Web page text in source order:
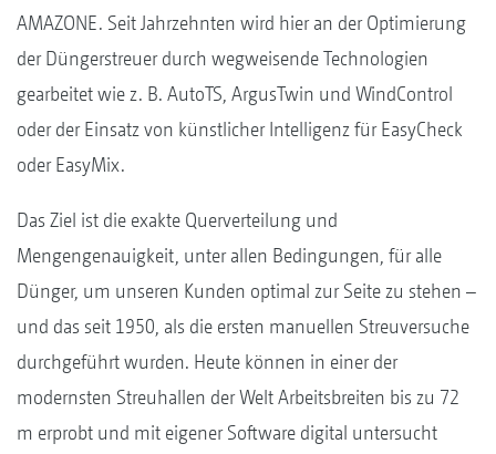
AMAZONE. Seit Jahrzehnten wird hier an der Optimierung
der Düngerstreuer durch wegweisende Technologien
gearbeitet wie z. B. AutoTS, ArgusTwin und WindControl
oder der Einsatz von künstlicher Intelligenz für EasyCheck
oder EasyMix.
Das Ziel ist die exakte Querverteilung und
Mengengenauigkeit, unter allen Bedingungen, für alle
Dünger, um unseren Kunden optimal zur Seite zu stehen –
und das seit 1950, als die ersten manuellen Streuversuche
durchgeführt wurden. Heute können in einer der
modernsten Streuhallen der Welt Arbeitsbreiten bis zu 72
m erprobt und mit eigener Software digital untersucht